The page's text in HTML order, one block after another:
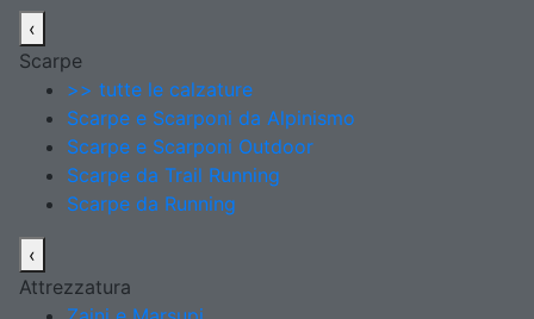
‹
Scarpe
>> tutte le calzature
Scarpe e Scarponi da Alpinismo
Scarpe e Scarponi Outdoor
Scarpe da Trail Running
Scarpe da Running
‹
Attrezzatura